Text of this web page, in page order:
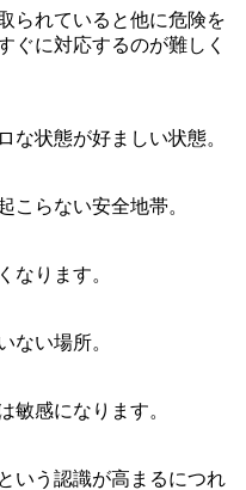
られていると他に危険を
ぐに対応するのが難しく
な状態が好ましい状態。
こらない安全地帯。
なります。
ない場所。
敏感になります。
いう認識が高まるにつれ